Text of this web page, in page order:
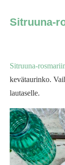
Sitruuna-
Sitruuna-
kevätaurinko.
lautaselle.